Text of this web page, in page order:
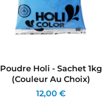
Poudre Holi - Sachet 1kg
(couleur Au Choix)
12,00 €